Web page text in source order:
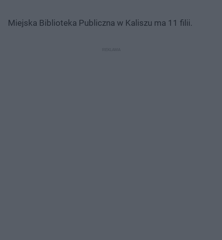
Miejska Biblioteka Publiczna w Kaliszu ma 11 filii.